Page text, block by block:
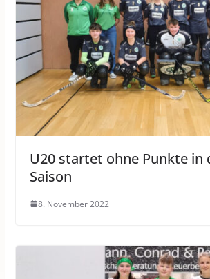
U20 startet ohne Punkte in
Saison
8. November 2022